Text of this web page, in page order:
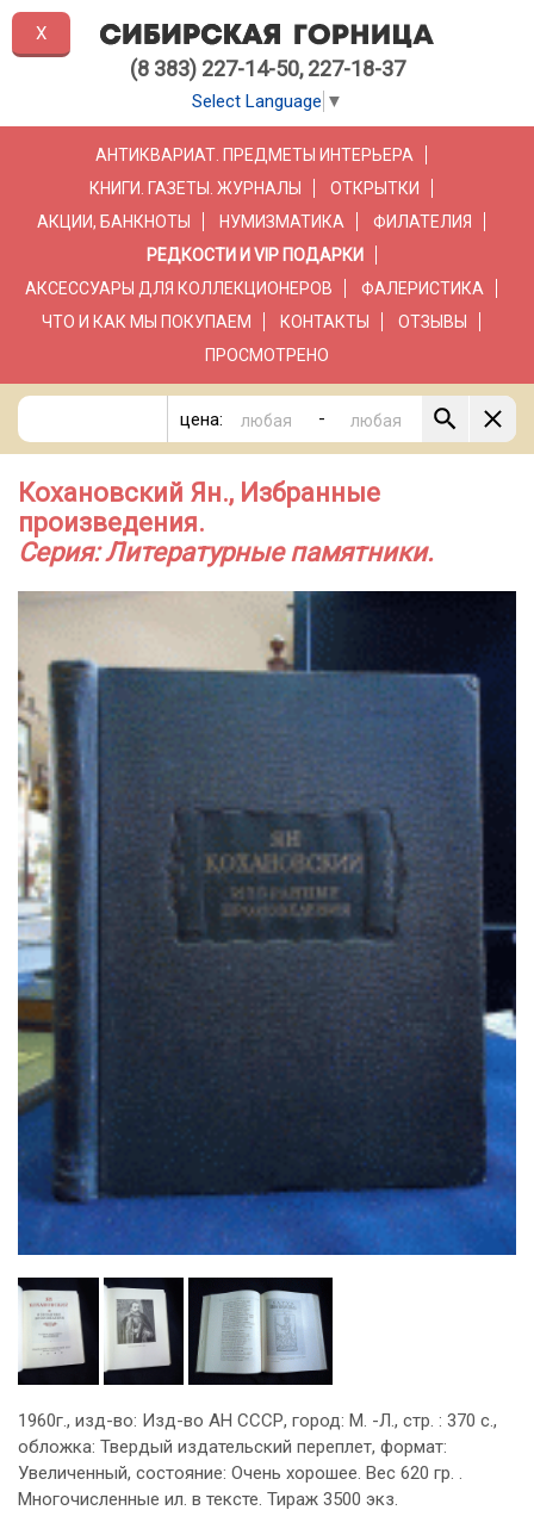
(8 383) 227-14-50, 227-18-37
Select Language ▼
АНТИКВАРИАТ. ПРЕДМЕТЫ ИНТЕРЬЕРА
КНИГИ. ГАЗЕТЫ. ЖУРНАЛЫ
ОТКРЫТКИ
АКЦИИ, БАНКНОТЫ
НУМИЗМАТИКА
ФИЛАТЕЛИЯ
РЕДКОСТИ И VIP ПОДАРКИ
АКСЕССУАРЫ ДЛЯ КОЛЛЕКЦИОНЕРОВ
ФАЛЕРИСТИКА
ЧТО И КАК МЫ ПОКУПАЕМ
КОНТАКТЫ
ОТЗЫВЫ
ПРОСМОТРЕНО
цена: -
Кохановский Ян., Избранные
произведения.
Серия: Литературные памятники.
1960г., изд-во: Изд-во АН СССР, город: М. -Л., стр. : 370 с.,
обложка: Твердый издательский переплет, формат:
Увеличенный, состояние: Очень хорошее. Вес 620 гр. .
Многочисленные ил. в тексте. Тираж 3500 экз.
X